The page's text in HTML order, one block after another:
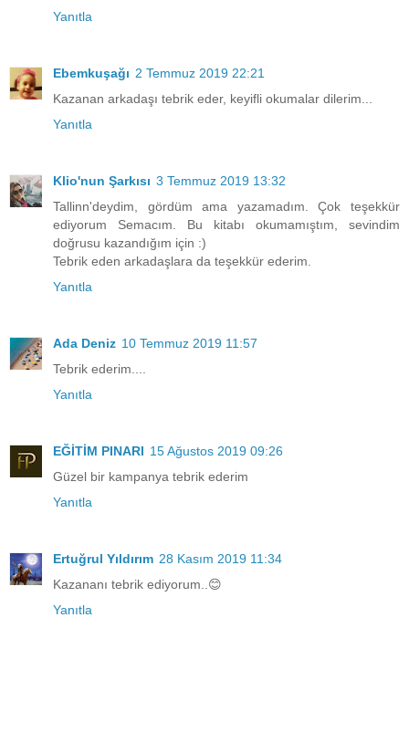
Yanıtla
Ebemkuşağı 2 Temmuz 2019 22:21
Kazanan arkadaşı tebrik eder, keyifli okumalar dilerim...
Yanıtla
Klio'nun Şarkısı 3 Temmuz 2019 13:32
Tallinn'deydim, gördüm ama yazamadım. Çok teşekkür
ediyorum Semacım. Bu kitabı okumamıştım, sevindim
doğrusu kazandığım için :)
Tebrik eden arkadaşlara da teşekkür ederim.
Yanıtla
Ada Deniz 10 Temmuz 2019 11:57
Tebrik ederim....
Yanıtla
EĞİTİM PINARI 15 Ağustos 2019 09:26
Güzel bir kampanya tebrik ederim
Yanıtla
Ertuğrul Yıldırım 28 Kasım 2019 11:34
Kazananı tebrik ediyorum..😊
Yanıtla